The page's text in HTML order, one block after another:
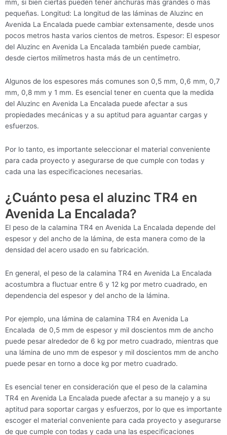
mm, si bien ciertas pueden tener anchuras más grandes o más
pequeñas. Longitud: La longitud de las láminas de Aluzinc en
Avenida La Encalada puede cambiar extensamente, desde unos
pocos metros hasta varios cientos de metros. Espesor: El espesor
del Aluzinc en Avenida La Encalada también puede cambiar,
desde ciertos milímetros hasta más de un centímetro.
Algunos de los espesores más comunes son 0,5 mm, 0,6 mm, 0,7
mm, 0,8 mm y 1 mm. Es esencial tener en cuenta que la medida
del Aluzinc en Avenida La Encalada puede afectar a sus
propiedades mecánicas y a su aptitud para aguantar cargas y
esfuerzos.
Por lo tanto, es importante seleccionar el material conveniente
para cada proyecto y asegurarse de que cumple con todas y
cada una las especificaciones necesarias.
¿Cuánto pesa el aluzinc TR4 en
Avenida La Encalada?
El peso de la calamina TR4 en Avenida La Encalada depende del
espesor y del ancho de la lámina, de esta manera como de la
densidad del acero usado en su fabricación.
En general, el peso de la calamina TR4 en Avenida La Encalada
acostumbra a fluctuar entre 6 y 12 kg por metro cuadrado, en
dependencia del espesor y del ancho de la lámina.
Por ejemplo, una lámina de calamina TR4 en Avenida La
Encalada de 0,5 mm de espesor y mil doscientos mm de ancho
puede pesar alrededor de 6 kg por metro cuadrado, mientras que
una lámina de uno mm de espesor y mil doscientos mm de ancho
puede pesar en torno a doce kg por metro cuadrado.
Es esencial tener en consideración que el peso de la calamina
TR4 en Avenida La Encalada puede afectar a su manejo y a su
aptitud para soportar cargas y esfuerzos, por lo que es importante
escoger el material conveniente para cada proyecto y asegurarse
de que cumple con todas y cada una las especificaciones